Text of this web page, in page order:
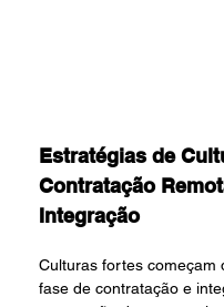
Estratégias de
Contratação
Integração
Culturas fortes começam
fase de contratação e